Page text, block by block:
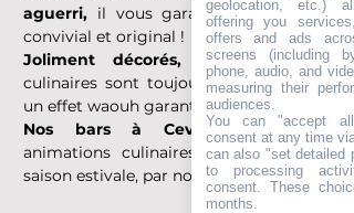
aguerri, il vous garantit un moment
convivial et original !
Joliment décorés, nos animations
culinaires sont toujours sublimés pour
un effet waouh garanti.
Nos bars à Ceviche sontdes
animations culinaires très prisées, en
saison estivale, par nos clients !
geolocation, etc.)
offering you
offers and ads
screens (including
phone, audio, and
measuring their
audiences.
You can "accept
consent at any time
can also "set detailed
to processing
consent. These
months.